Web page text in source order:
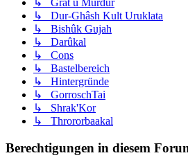
↳ Grat u Murdur
↳ Dur-Ghâsh Kult Uruklata
↳ Bishûk Gujah
↳ Darûkal
↳ Cons
↳ Bastelbereich
↳ Hintergründe
↳ GorroschTai
↳ Shrak'Kor
↳ Thrororbaakal
Berechtigungen in diesem